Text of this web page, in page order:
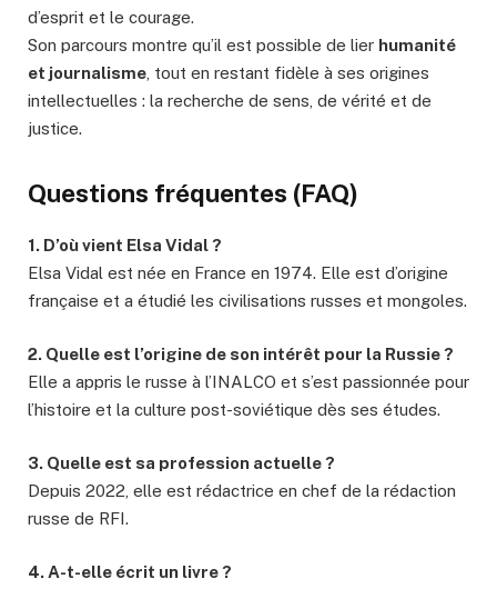
d’esprit et le courage.
Son parcours montre qu’il est possible de lier humanité
et journalisme , tout en restant fidèle à ses origines
intellectuelles : la recherche de sens, de vérité et de
justice.
Questions fréquentes (FAQ)
1. D’où vient Elsa Vidal ?
Elsa Vidal est née en France en 1974. Elle est d’origine
française et a étudié les civilisations russes et mongoles.
2. Quelle est l’origine de son intérêt pour la Russie ?
Elle a appris le russe à l’INALCO et s’est passionnée pour
l’histoire et la culture post-soviétique dès ses études.
3. Quelle est sa profession actuelle ?
Depuis 2022, elle est rédactrice en chef de la rédaction
russe de RFI.
4. A-t-elle écrit un livre ?